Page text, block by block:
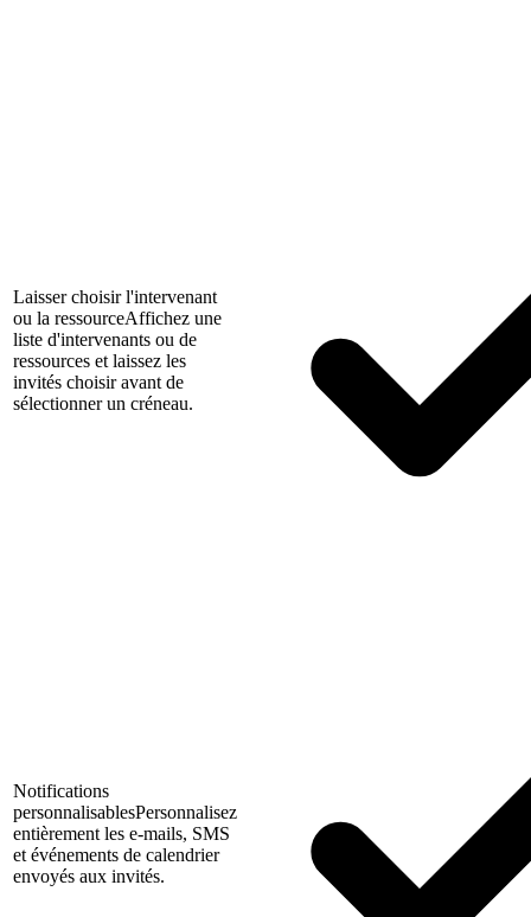
Laisser choisir l'intervenant
ou la ressourceAffichez une
liste d'intervenants ou de
ressources et laissez les
invités choisir avant de
sélectionner un créneau.
Notifications
personnalisablesPersonnalisez
entièrement les e-mails, SMS
et événements de calendrier
envoyés aux invités.